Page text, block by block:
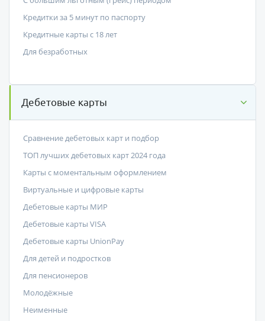
Кредитки за 5 минут по паспорту
Кредитные карты с 18 лет
Для безработных
Дебетовые карты
Сравнение дебетовых карт и подбор
ТОП лучших дебетовых карт 2024 года
Карты с моментальным оформлением
Виртуальные и цифровые карты
Дебетовые карты МИР
Дебетовые карты VISA
Дебетовые карты UnionPay
Для детей и подростков
Для пенсионеров
Молодёжные
Неименные